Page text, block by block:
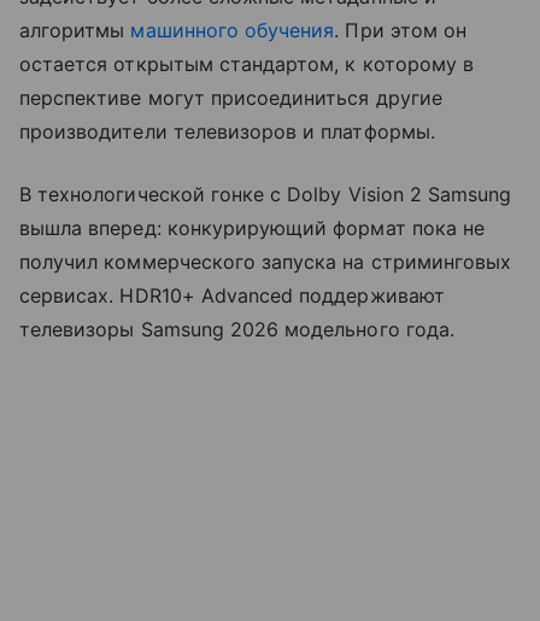
алгоритмы машинного обучения. При этом он
остается открытым стандартом, к которому в
перспективе могут присоединиться другие
производители телевизоров и платформы.
В технологической гонке с Dolby Vision 2 Samsung
вышла вперед: конкурирующий формат пока не
получил коммерческого запуска на стриминговых
сервисах. HDR10+ Advanced поддерживают
телевизоры Samsung 2026 модельного года.